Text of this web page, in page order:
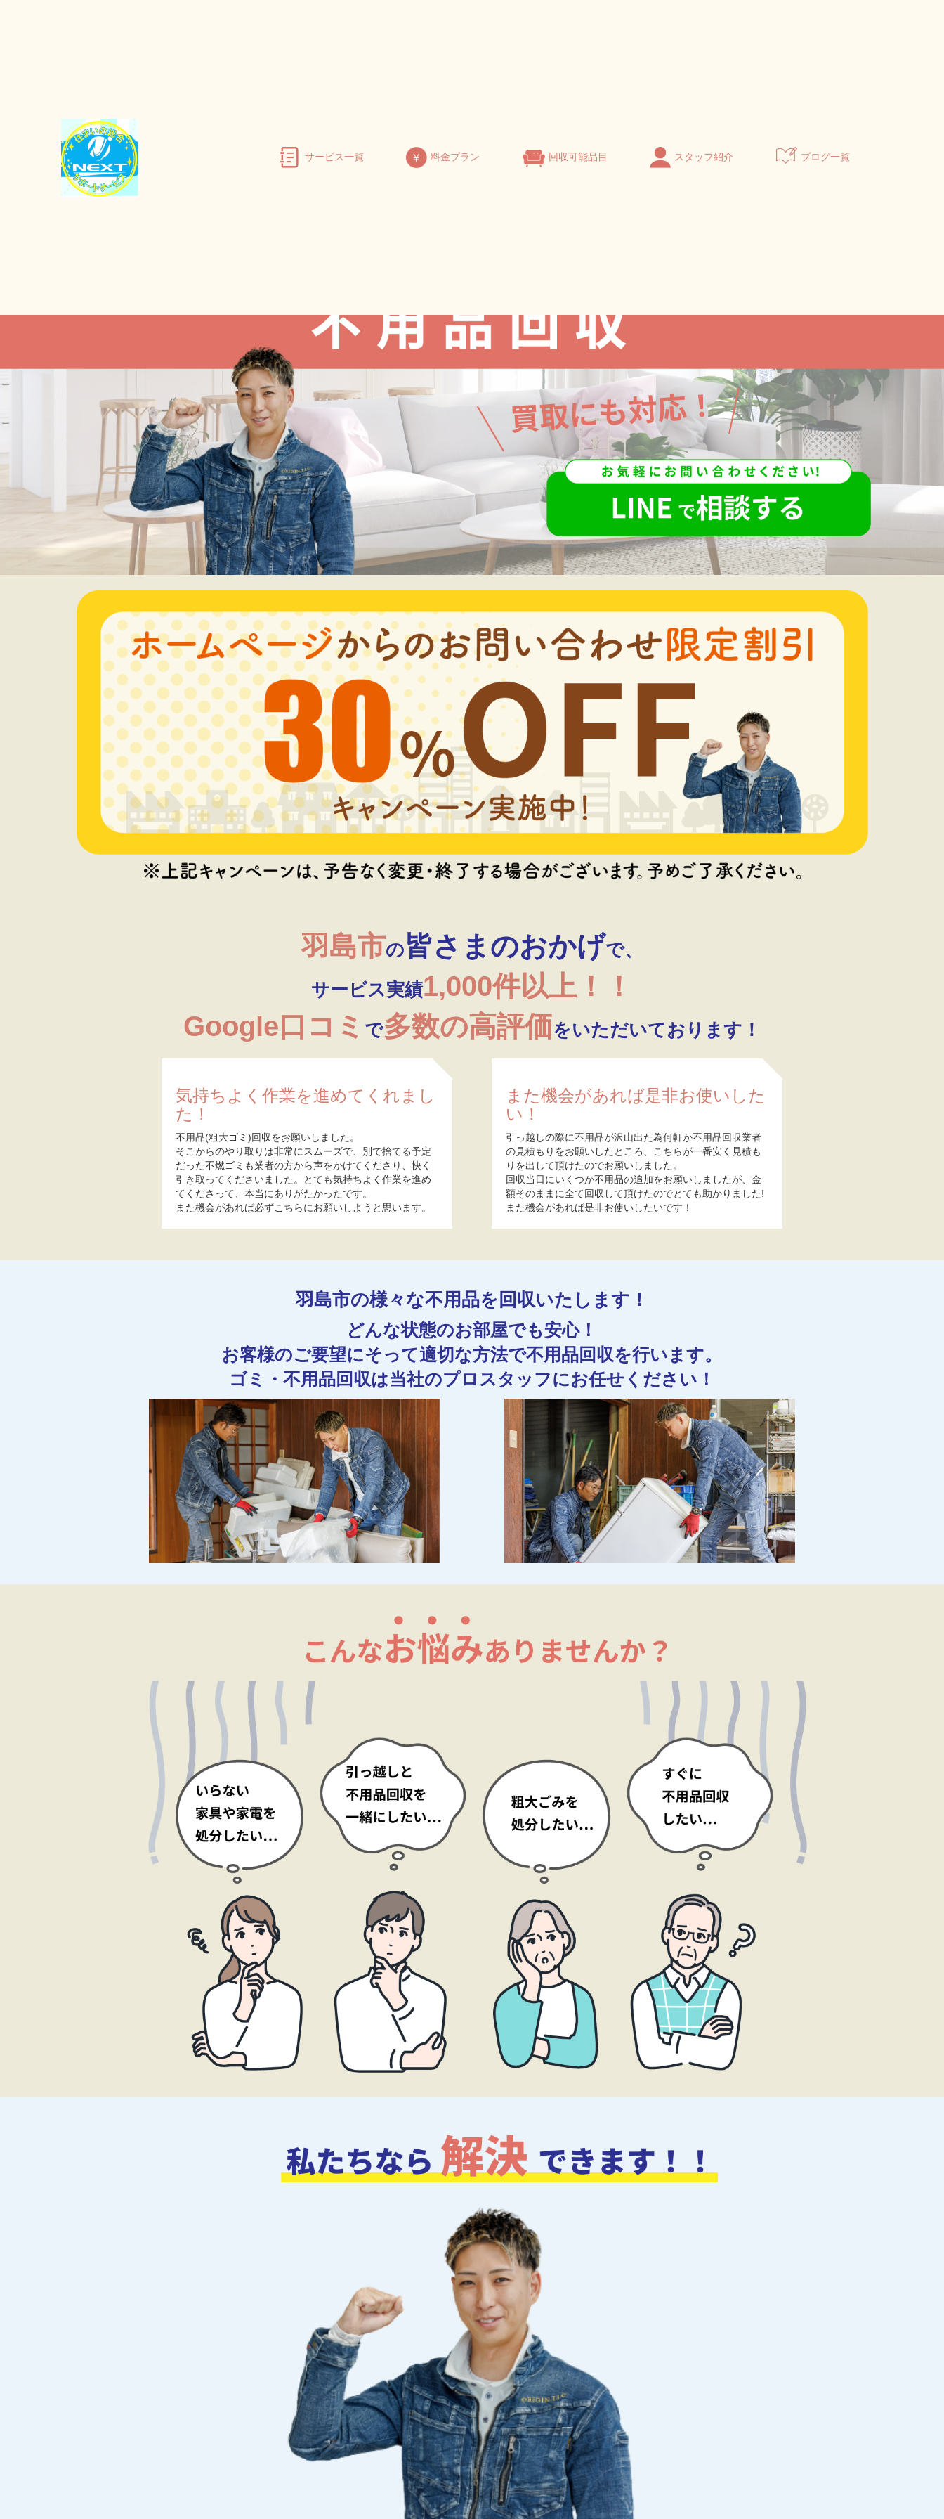
サービス一覧 料金プラン 回収可能品目 スタッフ紹介 ブログ一覧
羽島市の皆さまのおかげで、
サービス実績1,000件以上！！
Google口コミ で多数の高評価をいただいております！
気持ちよく作業を進めてくれまし
た！
不用品(粗大ゴミ)回収をお願いしました。
そこからのやり取りは非常にスムーズで、別で捨てる予定
だった不燃ゴミも業者の方から声をかけてくださり、快く
引き取ってくださいました。とても気持ちよく作業を進め
てくださって、本当にありがたかったです。
また機会があれば必ずこちらにお願いしようと思います。
また機会があれば是非お使いした
い！
引っ越しの際に不用品が沢山出た為何軒か不用品回収業者
の見積もりをお願いしたところ、こちらが一番安く見積も
りを出して頂けたのでお願いしました。
回収当日にいくつか不用品の追加をお願いしましたが、金
額そのままに全て回収して頂けたのでとても助かりました!
また機会があれば是非お使いしたいです！
羽島市の様々な不用品を回収いたします！
どんな状態のお部屋でも安心！
お客様のご要望にそって適切な方法で不用品回収を行います。
ゴミ・不用品回収は当社のプロスタッフにお任せください！